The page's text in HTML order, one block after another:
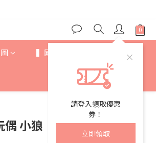
請登入領取優惠
券！
立即領取
▍國際IP ▍歐美卡通
偶 小狼